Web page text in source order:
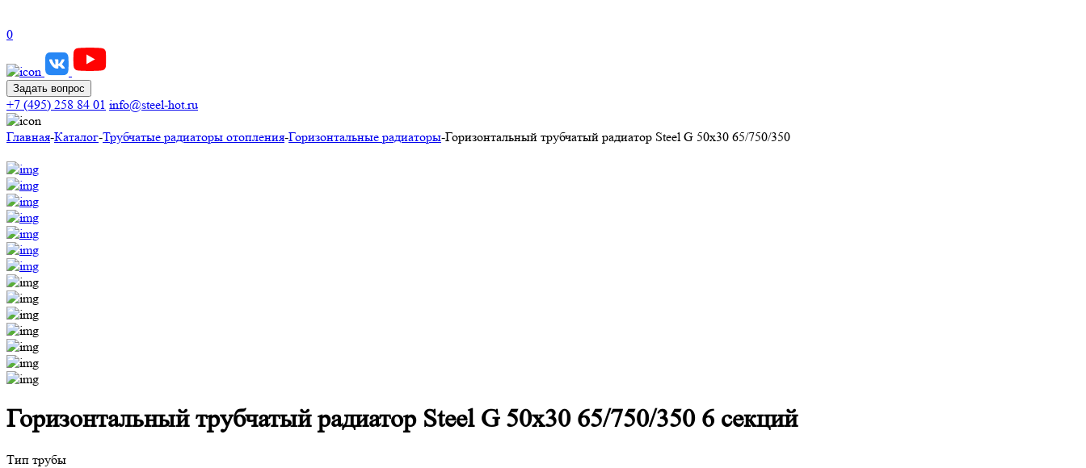
0
Задать вопрос
+7 (495) 258 84 01 info@steel-hot.ru
Главная-Каталог-Трубчатые радиаторы отопления-Горизонтальные радиаторы-Горизонтальный трубчатый радиатор Steel G 50х30 65/750/350
Горизонтальный трубчатый радиатор Steel G 50х30 65/750/350 6 секций
Тип трубы